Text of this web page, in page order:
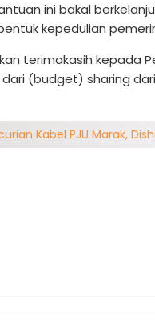
ini bakal
kepedulian
terimakasih kepada
(budget) sharing
Kabel PJU Marak,